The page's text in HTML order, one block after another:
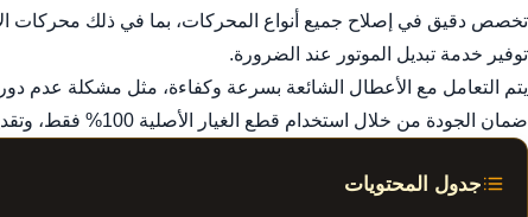
توفير خدمة تبديل الموتور عند الضرورة.
يتم التعامل مع الأعطال الشائعة بسرعة وكفاءة، مثل مشكلة عدم
ضمان الجودة من خلال استخدام قطع الغيار الأصلية 100% فقط، وتقديم ضمان موثق وشامل على جميع أعمال الصيانة المنجزة.
جدول المحتويات